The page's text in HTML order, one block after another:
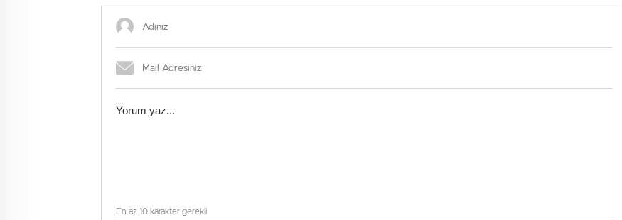
En az 10 karakter gerekli